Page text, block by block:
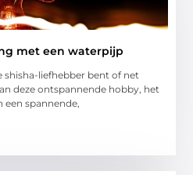
met een waterpijp
shisha-liefhebber bent of net
deze ontspannende hobby, het
een spannende,